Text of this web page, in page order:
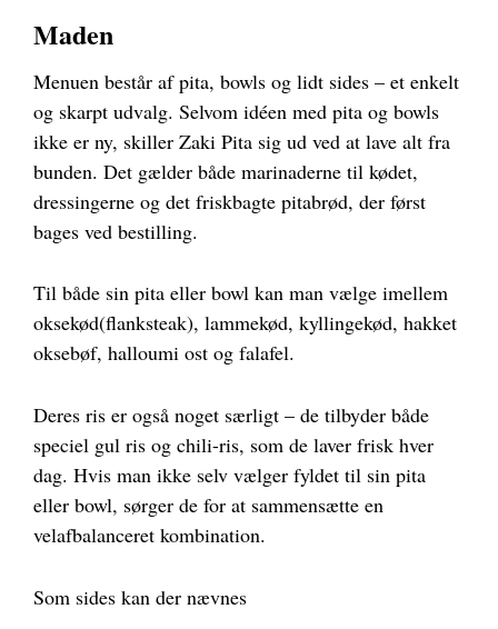
Maden
Menuen består af pita, bowls og lidt sides – et enkelt
og skarpt udvalg. Selvom idéen med pita og bowls
ikke er ny, skiller Zaki Pita sig ud ved at lave alt fra
bunden. Det gælder både marinaderne til kødet,
dressingerne og det friskbagte pitabrød, der først
bages ved bestilling.
Til både sin pita eller bowl kan man vælge imellem
oksekød(flanksteak), lammekød, kyllingekød, hakket
oksebøf, halloumi ost og falafel.
Deres ris er også noget særligt – de tilbyder både
speciel gul ris og chili-ris, som de laver frisk hver
dag. Hvis man ikke selv vælger fyldet til sin pita
eller bowl, sørger de for at sammensætte en
velafbalanceret kombination.
Som sides kan der nævnes